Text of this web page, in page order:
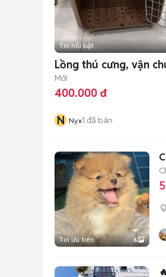
Tin nổi bật
Lồng thú cưng, vận
Mới
400.000 đ
N Nyx1 đã bán
Tin ưu tiên 6